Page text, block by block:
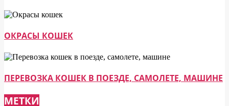
ОКРАСЫ КОШЕК
ПЕРЕВОЗКА КОШЕК В ПОЕЗДЕ, САМОЛЕТЕ, МАШИНЕ
МЕТКИ